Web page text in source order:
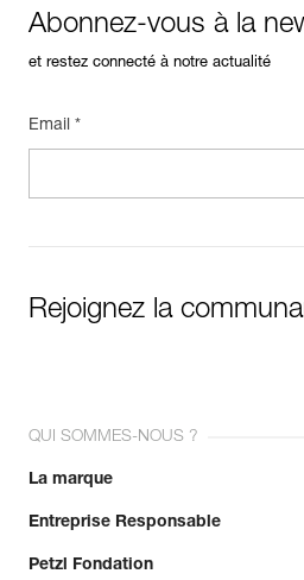
Abonnez-vous à la
et restez connecté à notre actualité
Email *
Rejoignez la
QUI SOMMES-NOUS ?
La marque
Entreprise Responsable
Petzl Fondation